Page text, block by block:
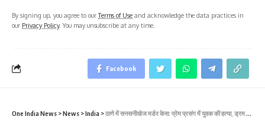
By signing up, you agree to ourTerms of Use and acknowledge the data practices in
our Privacy Policy. You may unsubscribe at any time.
Facebook
One India News >News >India >ठाणे में सनसनीखेज मर्डर केस: प्रेम प्रसंग में युवक की हत्या, ड्रम में बंद कर नाले में फेंकी लाश, दो गिरफ्तार